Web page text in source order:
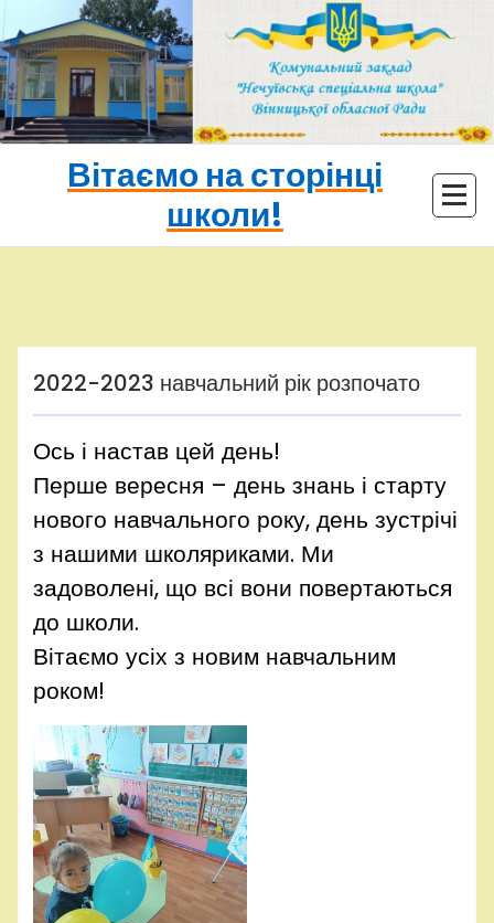
до
контенту
Вітаємо на сторінці
школи!
Uncategorized
2022-2023 навчальний рік розпочато
Ось і настав цей день!
Перше вересня – день знань і старту
нового навчального року, день зустрічі
з нашими школяриками. Ми
задоволені, що всі вони повертаються
до школи.
Вітаємо усіх з новим навчальним
роком!